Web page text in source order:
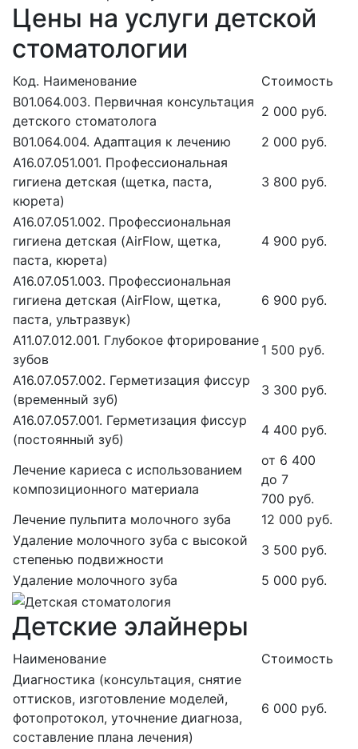
Цены на услуги детской
стоматологии
Код. Наименование
Стоимость
В01.064.003. Первичная консультация
детского стоматолога
2 000 руб.
В01.064.004. Адаптация к лечению
2 000 руб.
А16.07.051.001. Профессиональная
гигиена детская (щетка, паста,
кюрета)
3 800 руб.
А16.07.051.002. Профессиональная
гигиена детская (AirFlow, щетка,
паста, кюрета)
4 900 руб.
А16.07.051.003. Профессиональная
гигиена детская (AirFlow, щетка,
паста, ультразвук)
6 900 руб.
А11.07.012.001. Глубокое фторирование
зубов
1 500 руб.
А16.07.057.002. Герметизация фиссур
(временный зуб)
3 300 руб.
А16.07.057.001. Герметизация фиссур
(постоянный зуб)
4 400 руб.
Лечение кариеса с использованием
композиционного материала
от 6 400
до 7
700 руб.
Лечение пульпита молочного зуба
12 000 руб.
Удаление молочного зуба с высокой
степенью подвижности
3 500 руб.
Удаление молочного зуба
5 000 руб.
Детские элайнеры
Наименование
Стоимость
Диагностика (консультация, снятие
оттисков, изготовление моделей,
фотопротокол, уточнение диагноза,
составление плана лечения)
6 000 руб.